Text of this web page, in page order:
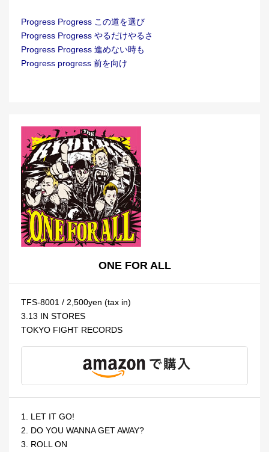
Progress Progress この道を選び
Progress Progress やるだけやるさ
Progress Progress 進めない時も
Progress progress 前を向け
ONE FOR ALL
TFS-8001 / 2,500yen (tax in)
3.13 IN STORES
TOKYO FIGHT RECORDS
1. LET IT GO!
2. DO YOU WANNA GET AWAY?
3. ROLL ON